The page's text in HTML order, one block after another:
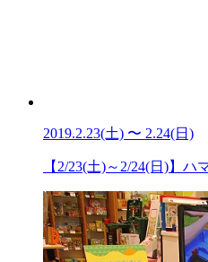
2019.2.23(土) 〜 2.24(日)
【2/23(土)～2/24(日)】